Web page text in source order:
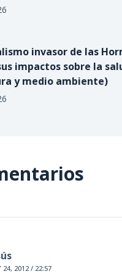
invasor de las
impactos sobre la
y medio ambiente)
24, 2012 / 22:57